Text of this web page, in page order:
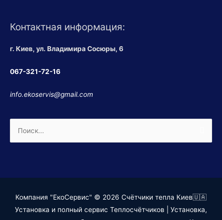
Контактная информация:
г. Киев, ул. Владимира Сосюры, 6
067-321-72-16
info.ekoservis@gmail.com
Поиск:
Компания "ЕкоСервис" © 2026 Счётчики тепла Киев🇺🇦
Установка и полный сервис Теплосчётчиков | Установка,